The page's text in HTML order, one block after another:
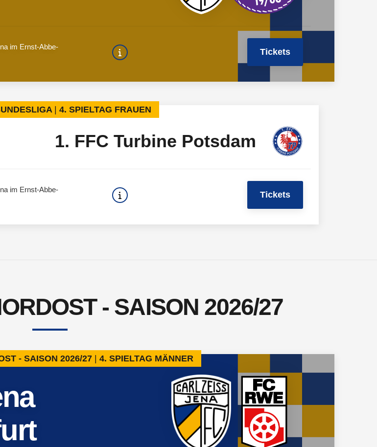
im Ernst-Abbe-
Tickets
4. SPIELTAG FRAUEN
1. FFC Turbine Potsdam
im Ernst-Abbe-
Tickets
- SAISON 2026/27
- SAISON 2026/27 4. SPIELTAG MÄNNER